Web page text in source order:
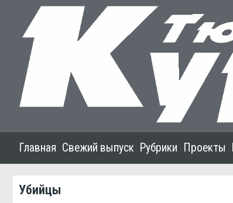
Главная Свежий выпуск Рубрики Проекты
Убийцы